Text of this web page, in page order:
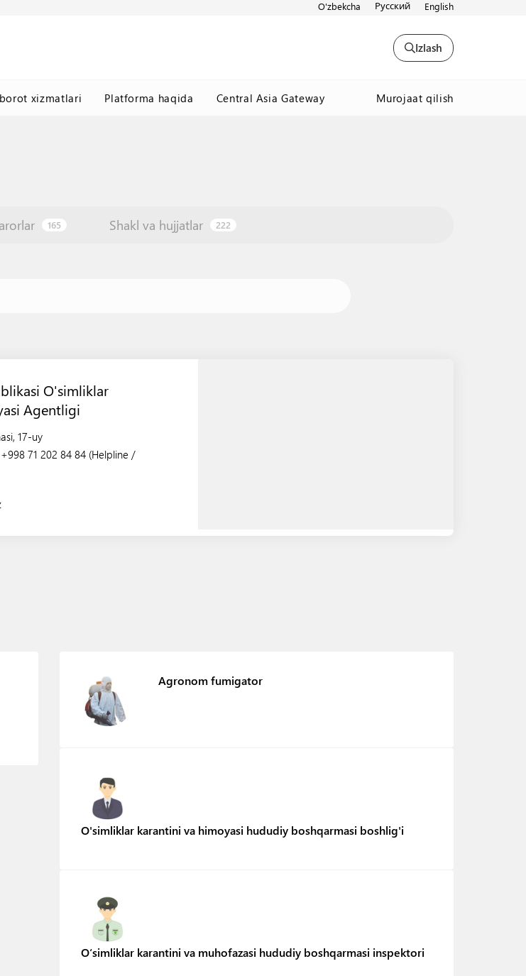
O'zbekcha Русский English
Izlash
xizmatlari Platforma haqida Central Asia Gateway Murojaat qilish
165 Shakl va hujjatlar 222
O'simliklar
Agentligi
17-uy
+998 71 202 84 84 (Helpline /
Agronom fumigator
O'simliklar karantini va himoyasi hududiy boshqarmasi boshlig'i
O‘simliklar karantini va muhofazasi hududiy boshqarmasi inspektori